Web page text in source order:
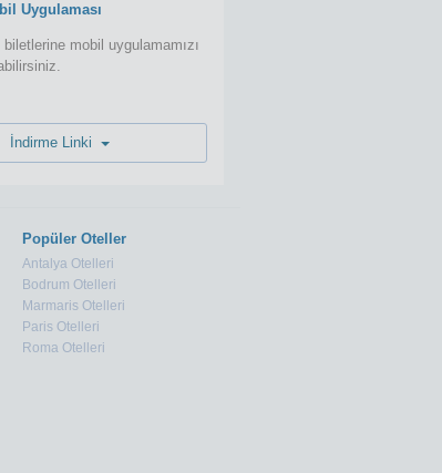
Uygulaması
mobil uygulamamızı
Popüler Oteller
Antalya Otelleri
Bodrum Otelleri
Marmaris Otelleri
Paris Otelleri
Roma Otelleri